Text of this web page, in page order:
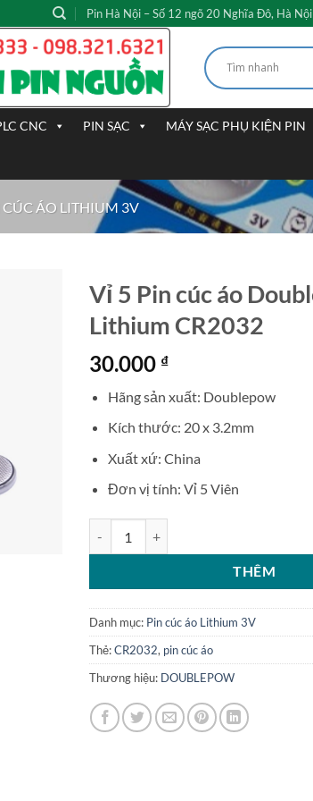
Pin Hà Nội – Số 12 ngõ 20 Nghĩa Đô, Hà Nội
CNC PIN SẠC MÁY SẠC PHỤ KIỆN PIN
CÚC ÁO LITHIUM 3V
Vỉ 5 Pin cúc áo
Lithium CR2032
30.000 ₫
Hãng sản xuất: Doublepow
Kích thước: 20 x 3.2mm
Xuất xứ: China
Đơn vị tính: Vỉ 5 Viên
THÊM
Danh mục: Pin cúc áo Lithium 3V
Thẻ:CR2032, pin cúc áo
Thương hiệu: DOUBLEPOW